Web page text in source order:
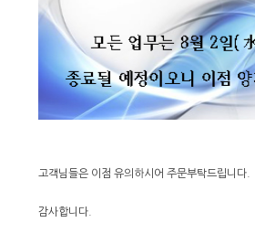
고객님들은 이점 유의하시어 주문부탁드립니다.
감사합니다.